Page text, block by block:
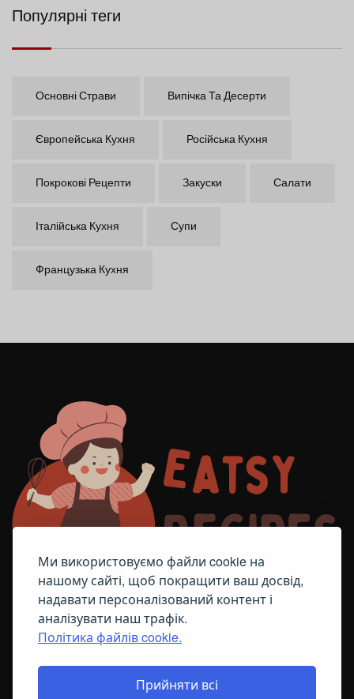
Ми використовуємо файли cookie на
нашому сайті, щоб покращити ваш досвід,
надавати персоналізований контент і
аналізувати наш трафік.
Політика файлів cookie.
Прийняти всі
Популярні теги
Основні Страви Випічка Та Десерти
Європейська Кухня Російська Кухня
Покрокові Рецепти Закуски Салати
Італійська Кухня Супи
Французька Кухня
ПОЛІТИКА ЩОДО ФАЙЛІВ COOKIE